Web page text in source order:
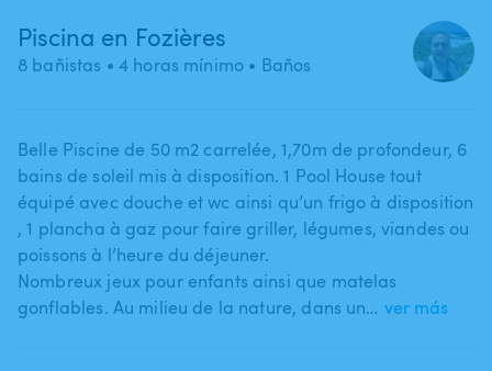
Piscina en Fozières
8 bañistas • 4 horas mínimo • Baños
Belle Piscine de 50 m2 carrelée​,​ 1​,​70m de profondeur​,​ 6
bains de soleil mis à disposition. 1 Pool House tout
équipé avec douche et wc ainsi qu’un frigo à disposition​
,​ 1 plancha à gaz pour faire griller​,​ légumes​,​ viandes ou
poissons à l’heure du déjeuner.
Nombreux jeux pour enfants ainsi que matelas
gonflables. Au milieu de la nature​,​ dans un… ver más